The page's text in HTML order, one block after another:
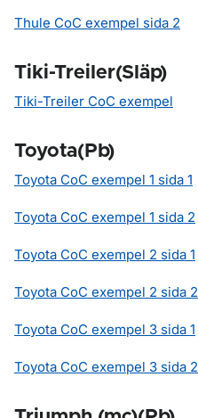
Thule CoC exempel sida 2
Tiki-Treiler(Släp)
Tiki-Treiler CoC exempel
Toyota(Pb)
Toyota CoC exempel 1 sida 1
Toyota CoC exempel 1 sida 2
Toyota CoC exempel 2 sida 1
Toyota CoC exempel 2 sida 2
Toyota CoC exempel 3 sida 1
Toyota CoC exempel 3 sida 2